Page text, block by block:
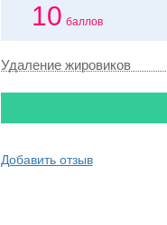
10 баллов
Удаление жировиков
Добавить отзыв